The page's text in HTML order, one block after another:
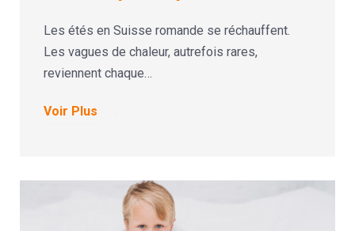
Les étés en Suisse romande se réchauffent.
Les vagues de chaleur, autrefois rares,
reviennent chaque…
Voir Plus